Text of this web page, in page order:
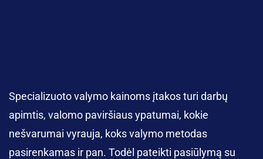
Specializuoto valymo kainoms įtakos turi darbų
apimtis, valomo paviršiaus ypatumai, kokie
nešvarumai vyrauja, koks valymo metodas
pasirenkamas ir pan. Todėl pateikti pasiūlymą su